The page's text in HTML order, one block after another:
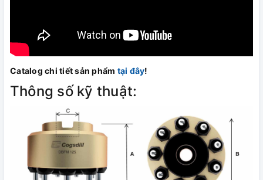
Catalog chi tiết sản phẩm tại đây!
Thông số kỹ thuật: